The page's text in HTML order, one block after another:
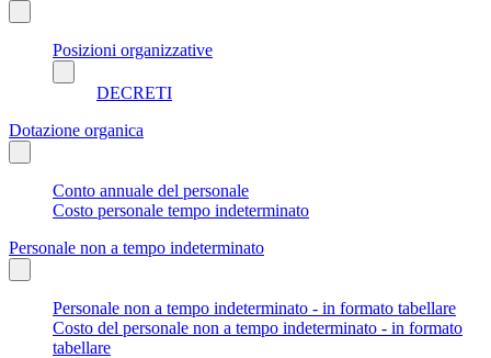
Posizioni organizzative
DECRETI
Dotazione organica
Conto annuale del personale
Costo personale tempo indeterminato
Personale non a tempo indeterminato
Personale non a tempo indeterminato - in formato tabellare
Costo del personale non a tempo indeterminato - in formato
tabellare